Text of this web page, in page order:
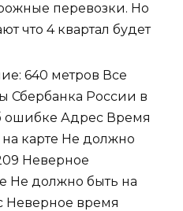
перевозки. Но
что 4 квартал будет
640 метров Все
Сбербанка России в
ошибке Адрес Время
карте Не должно
Неверное
Не должно быть на
Неверное время